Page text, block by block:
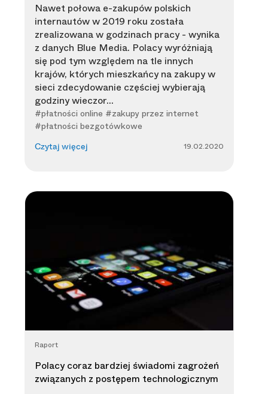
Nawet połowa e-zakupów polskich
internautów w 2019 roku została
zrealizowana w godzinach pracy - wynika
z danych Blue Media. Polacy wyróżniają
się pod tym względem na tle innych
krajów, których mieszkańcy na zakupy w
sieci zdecydowanie częściej wybierają
godziny wieczor...
#płatności online #zakupy przez internet
#płatności bezgotówkowe
Czytaj więcej 19.02.2020
Raport
Polacy coraz bardziej świadomi zagrożeń
związanych z postępem technologicznym